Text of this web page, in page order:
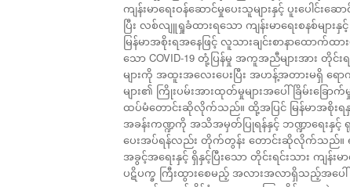
ကျန်းမာရေးဝန်ဆောင်မှုပေးသူများနှင့် ပူးပေါင်း
ပြီး လစ်လျူရှုခံထားရသော ကျန်းမာရေးစနစ်မ
မြန်မာအစိုးရအနေဖြင့် လူသားချင်းစာနာထော
သော COVID-19 တုံ့ပြန်မှု အကူအညီများအား တို
များကို အထူးအလေးပေးပြီး အဟန့်အတားမရှိ ရော
များ၏ ကြိုးပမ်းအားထုတ်မှုများအပေါ် ခြိမ်းခြေ
ထပ်မံတောင်းဆိုလိုက်သည်။ ထို့အပြင် မြန်မာအစိုးရနှ
အခန်းကဏ္ဍကို အသိအမှတ်ပြုရန်နှင့် ဘဏ္ဍာရေးနှင့်
ပေးအပ်ရန်လည်း တိုက်တွန်း တောင်းဆိုလိုက်သည်။ ရ
အခွင့်အရေးနှင့် ရှိနှင့်ပြီးသော တိုင်းရင်းသား ကျ
ပဋိပက္ခ ကြီးထွားစေမည့် အလားအလာရှိသည့်အပေ